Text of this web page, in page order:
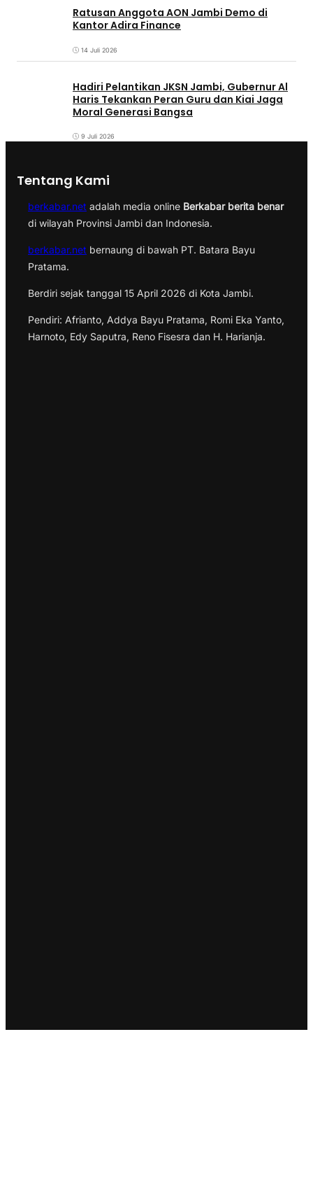
Ratusan Anggota AON Jambi Demo di
Kantor Adira Finance
14 Juli 2026
Hadiri Pelantikan JKSN Jambi, Gubernur Al
Haris Tekankan Peran Guru dan Kiai Jaga
Moral Generasi Bangsa
9 Juli 2026
Tentang Kami
berkabar.net adalah media online Berkabar berita benar
di wilayah Provinsi Jambi dan Indonesia.
berkabar.net bernaung di bawah PT. Batara Bayu
Pratama.
Berdiri sejak tanggal 15 April 2026 di Kota Jambi.
Pendiri: Afrianto, Addya Bayu Pratama, Romi Eka Yanto,
Harnoto, Edy Saputra, Reno Fisesra dan H. Harianja.